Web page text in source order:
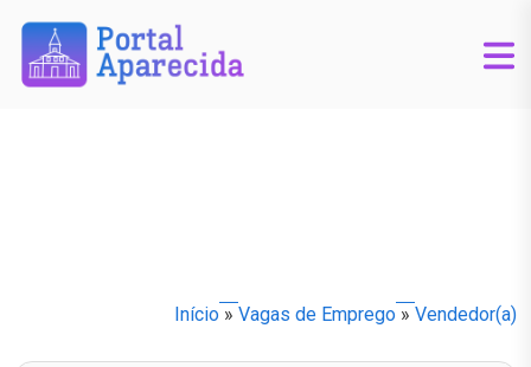
Início » Vagas de Emprego » Vendedor(a)